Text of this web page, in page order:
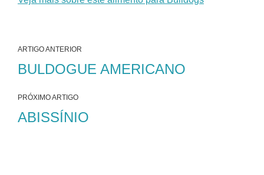
ARTIGO ANTERIOR
BULDOGUE AMERICANO
PRÓXIMO ARTIGO
ABISSÍNIO